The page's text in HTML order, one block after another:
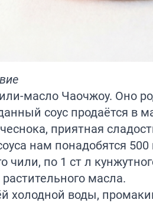
масло Чаочжоу. Оно
соус продаётся в
приятная
нам понадобятся 500
чили, по 1 ст л
масла.
холодной воды,